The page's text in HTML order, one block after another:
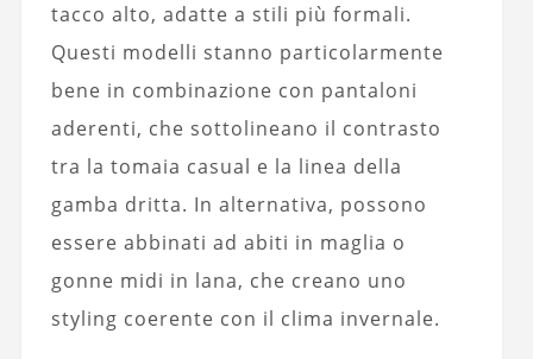
tacco alto, adatte a stili più formali.
Questi modelli stanno particolarmente
bene in combinazione con pantaloni
aderenti, che sottolineano il contrasto
tra la tomaia casual e la linea della
gamba dritta. In alternativa, possono
essere abbinati ad abiti in maglia o
gonne midi in lana, che creano uno
styling coerente con il clima invernale.